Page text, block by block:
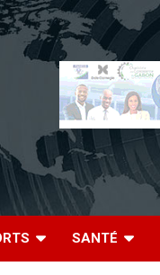
SANTÉ